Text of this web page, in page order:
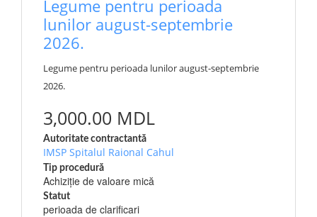
Legume pentru perioada
lunilor august-septembrie
2026.
Legume pentru perioada lunilor august-septembrie
2026.
3,000.00 MDL
Autoritate contractantă
IMSP Spitalul Raional Cahul
Tip procedură
Achiziție de valoare mică
Statut
perioada de clarificari